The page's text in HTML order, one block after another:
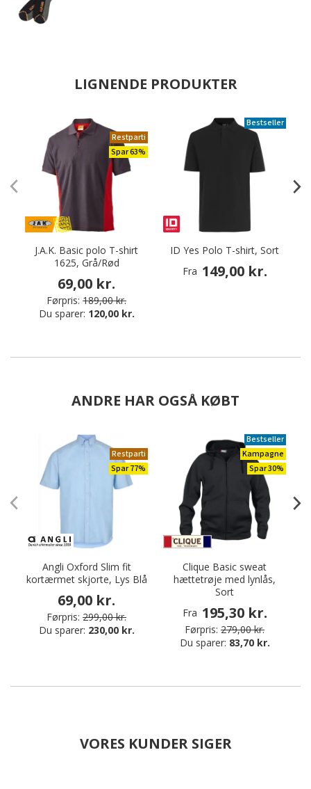
LIGNENDE PRODUKTER
Restparti
Spar 63%
J.A.K. Basic polo T-shirt
1625, Grå/Rød
69,00 kr.
Førpris: 189,00 kr.
Du sparer: 120,00 kr.
Bestseller
ID Yes Polo T-shirt, Sort
Fra 149,00 kr.
ANDRE HAR OGSÅ KØBT
Restparti
Spar 77%
Angli Oxford Slim fit
kortærmet skjorte, Lys Blå
69,00 kr.
Førpris: 299,00 kr.
Du sparer: 230,00 kr.
Bestseller
Kampagne
Spar 30%
Clique Basic sweat
hættetrøje med lynlås,
Sort
Fra 195,30 kr.
Førpris: 279,00 kr.
Du sparer: 83,70 kr.
VORES KUNDER SIGER